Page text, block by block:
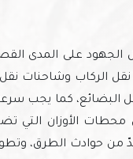
الجهود على المدى
نقل الركاب وشاحنات
البضائع، كما يجب
الأوزان التي
من حوادث الطرق،